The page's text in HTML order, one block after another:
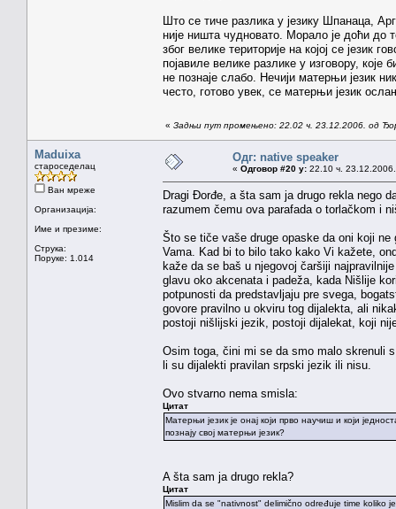
Што се тиче разлика у језику Шпанаца,
није ништа чудновато. Морало је доћи до
због велике територије на којој се језик
појавиле велике разлике у изговору,
не познаје слабо. Нечији матерњи језик
често, готово увек, се матерњи језик
« Задњи пут промењено: 22.02 ч. 23.12.2006. од
Maduixa
староседелац
Ван мреже
Организација:
Име и презиме:
Струка:
Поруке: 1.014
Одг: native speaker
« Одговор #20 у: 22.10 ч.
Dragi Đorđe, a šta sam ja drugo rekla nego
razumem čemu ova parafada o torlačkom i
Što se tiče vaše druge opaske da oni koji
Vama. Kad bi to bilo tako kako Vi kažete,
kaže da se baš u njegovoj čaršiji
glavu oko akcenata i padeža, kada Nišlije
potpunosti da predstavljaju pre svega,
govore pravilno u okviru tog dijalekta, ali
postoji nišlijski jezik, postoji dijalekat, koji
Osim toga, čini mi se da smo malo skrenuli
li su dijalekti pravilan srpski jezik ili nisu.
Ovo stvarno nema smisla:
Цитат
Матерњи језик је онај који прво научиш и који
познају свој матерњи језик?
A šta sam ja drugo rekla?
Цитат
Mislim da se "nativnost" delimično određuje time koliko